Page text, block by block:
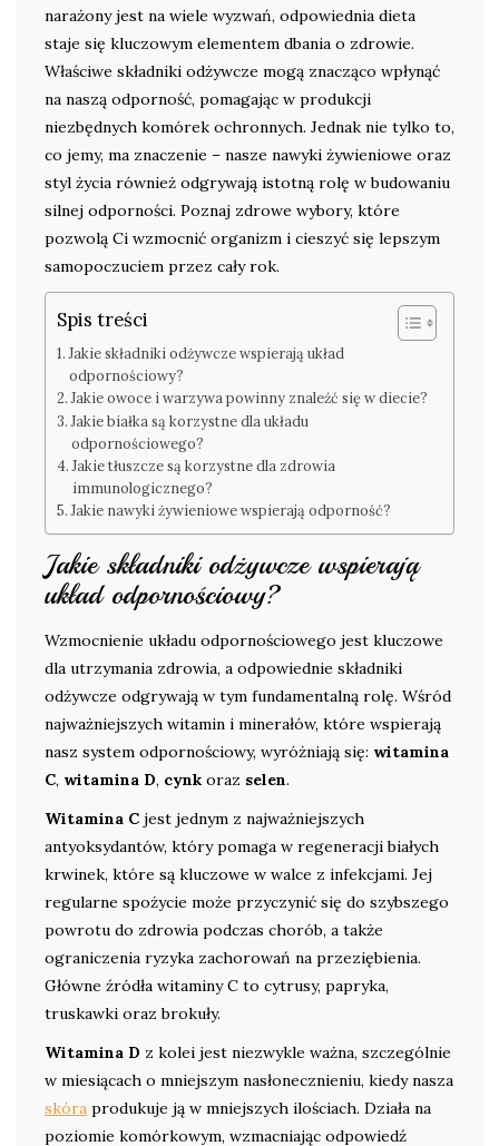
narażony jest na wiele wyzwań, odpowiednia dieta
staje się kluczowym elementem dbania o zdrowie.
Właściwe składniki odżywcze mogą znacząco wpłynąć
na naszą odporność, pomagając w produkcji
niezbędnych komórek ochronnych. Jednak nie tylko to,
co jemy, ma znaczenie – nasze nawyki żywieniowe oraz
styl życia również odgrywają istotną rolę w budowaniu
silnej odporności. Poznaj zdrowe wybory, które
pozwolą Ci wzmocnić organizm i cieszyć się lepszym
samopoczuciem przez cały rok.
Spis treści
Jakie składniki odżywcze wspierają układ
odpornościowy?
Jakie owoce i warzywa powinny znaleźć się w diecie?
Jakie białka są korzystne dla układu
odpornościowego?
Jakie tłuszcze są korzystne dla zdrowia
immunologicznego?
Jakie nawyki żywieniowe wspierają odporność?
Jakie składniki odżywcze wspierają
układ odpornościowy?
Wzmocnienie układu odpornościowego jest kluczowe
dla utrzymania zdrowia, a odpowiednie składniki
odżywcze odgrywają w tym fundamentalną rolę. Wśród
najważniejszych witamin i minerałów, które wspierają
nasz system odpornościowy, wyróżniają się: witamina
C, witamina D, cynk oraz selen.
Witamina C jest jednym z najważniejszych
antyoksydantów, który pomaga w regeneracji białych
krwinek, które są kluczowe w walce z infekcjami. Jej
regularne spożycie może przyczynić się do szybszego
powrotu do zdrowia podczas chorób, a także
ograniczenia ryzyka zachorowań na przeziębienia.
Główne źródła witaminy C to cytrusy, papryka,
truskawki oraz brokuły.
Witamina D z kolei jest niezwykle ważna, szczególnie
w miesiącach o mniejszym nasłonecznieniu, kiedy nasza
skóra produkuje ją w mniejszych ilościach. Działa na
poziomie komórkowym, wzmacniając odpowiedź